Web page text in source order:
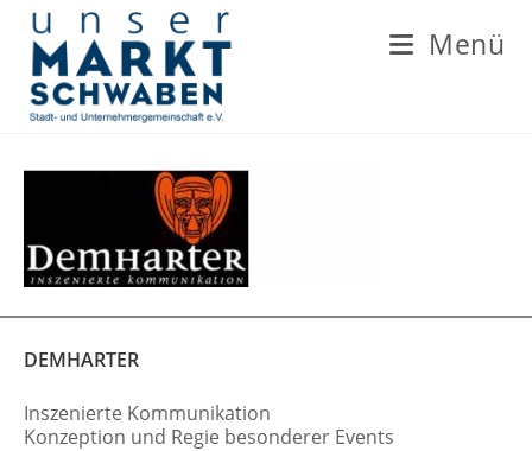
Zum
Inhalt
springen
Menü
DEMHARTER
Inszenierte Kommunikation
Konzeption und Regie besonderer Events